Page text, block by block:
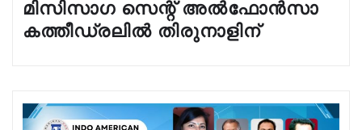
മിസിസാഗ സെന്റ് അൽഫോൻസാ
കത്തീഡ്രലിൽ തിരുനാളിന്